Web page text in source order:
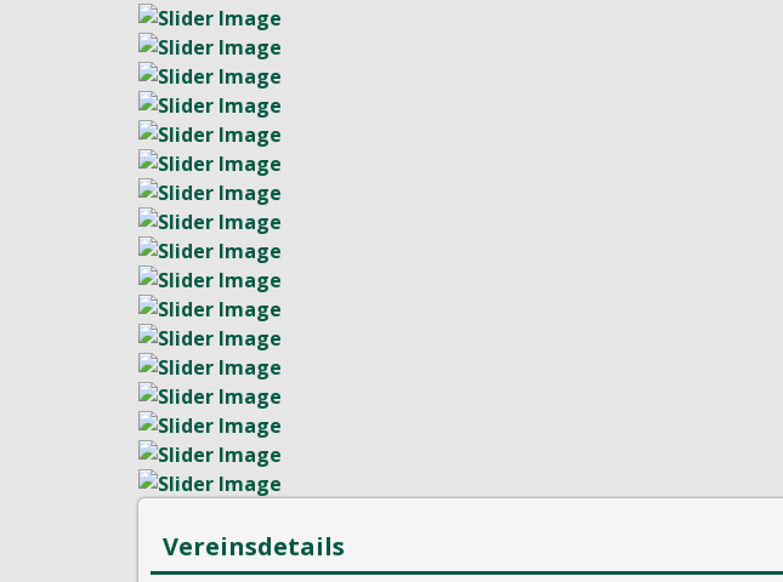
Vereinsdetails